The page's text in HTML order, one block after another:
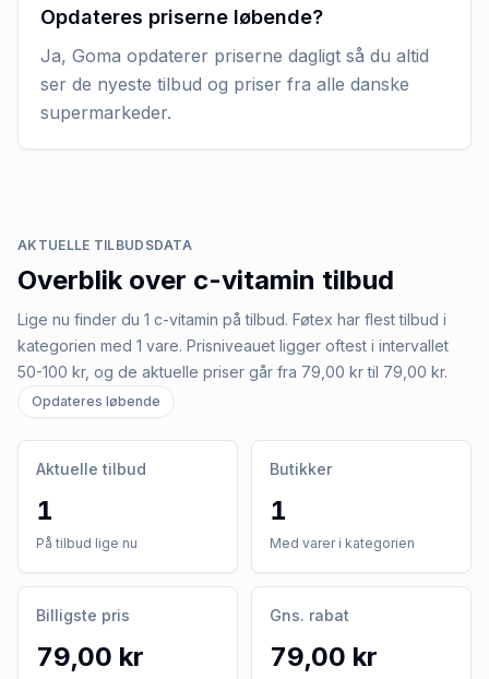
Opdateres priserne løbende?
Ja, Goma opdaterer priserne dagligt så du altid
ser de nyeste tilbud og priser fra alle danske
supermarkeder.
AKTUELLE TILBUDSDATA
Overblik over c-vitamin tilbud
Lige nu finder du 1 c-vitamin på tilbud. Føtex har flest tilbud i
kategorien med 1 vare. Prisniveauet ligger oftest i intervallet
50-100 kr, og de aktuelle priser går fra 79,00 kr til 79,00 kr.
Opdateres løbende
Aktuelle tilbud
1
På tilbud lige nu
Butikker
1
Med varer i kategorien
Billigste pris
79,00 kr
Gns. rabat
79,00 kr